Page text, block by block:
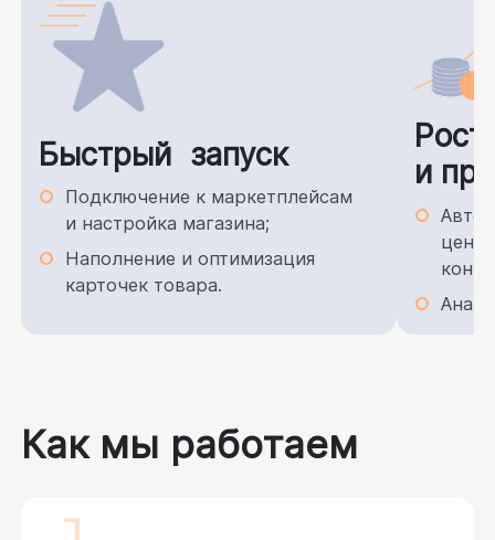
Быстрый запуск
Подключение к маркетплейсам
и настройка магазина;
Наполнение и оптимизация
карточек товара.
Рост
и
цен
Как мы работаем